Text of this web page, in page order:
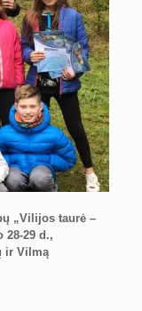
„Vilijos taurė –
28-29 d.,
ir Vilmą